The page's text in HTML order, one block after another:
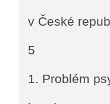
v České
5
1. Problém